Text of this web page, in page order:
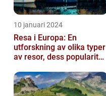
10 januari 2024
Resa i Europa: En
utforskning av olika typer
av resor, dess popularitet